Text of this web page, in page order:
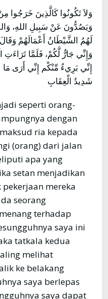
وَلاَ تَكُونُوا كَالَّذِينَ خَرَجُوا
وَيَصُدُّونَ عَنْ سَبِيلِ اللهِ،
لَهُمُ الشَّيْطَانُ أَعْمَالَهُمْ
وَإِنِّي جَارٌّ لَّكُمْ، فَلَمَّا
إِنِّي بَرِيءٌ مِّنْكْم إِنِّي أَرَى مَا
شَدِيدُ الْعِقَابِ
seperti orang-
dengan
ria kepada
(orang) dari jalan
apa yang
setan menjadikan
mereka
seorang
terhadap
saya ini
tatkala kedua
melihat
ke belakang
saya berlepas
saya dapat